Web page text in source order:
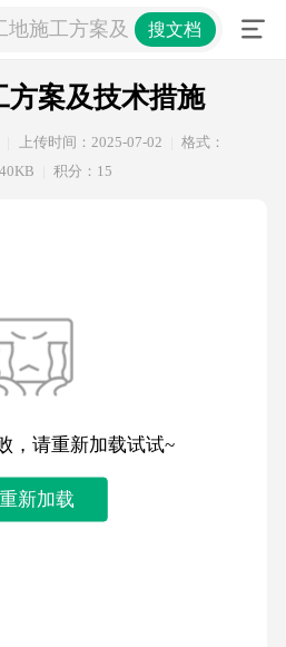
地施工方案及技术措施
搜文档
方案及技术措施
上传时间：2025-07-02
格式：
积分：15
，请重新加载试试~
重新加载